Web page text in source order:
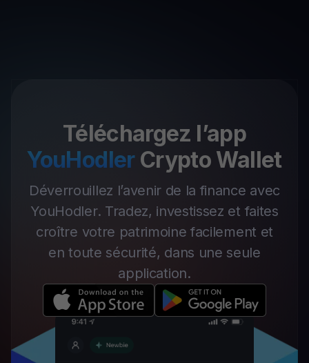
Téléchargez l’app
YouHodler Crypto Wallet
Déverrouillez l’avenir de la finance avec
YouHodler. Tradez, investissez et faites
croître votre patrimoine facilement et
en toute sécurité, dans une seule
application.